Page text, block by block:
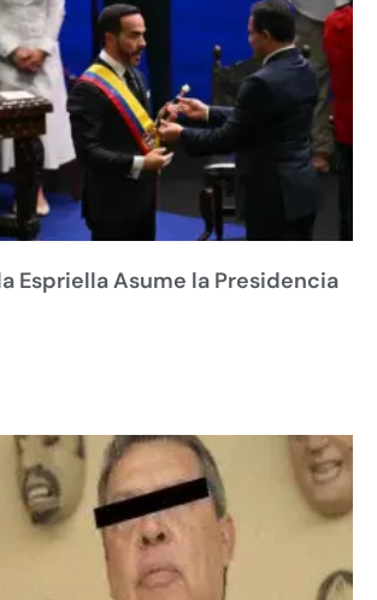
Espriella Asume la Presidencia